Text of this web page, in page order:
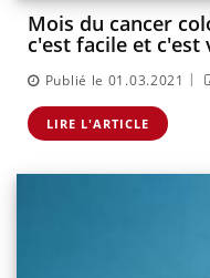
Mois du cancer
c'est facile et c'est
Publié le 01.03.2021 |
LIRE L'ARTICLE